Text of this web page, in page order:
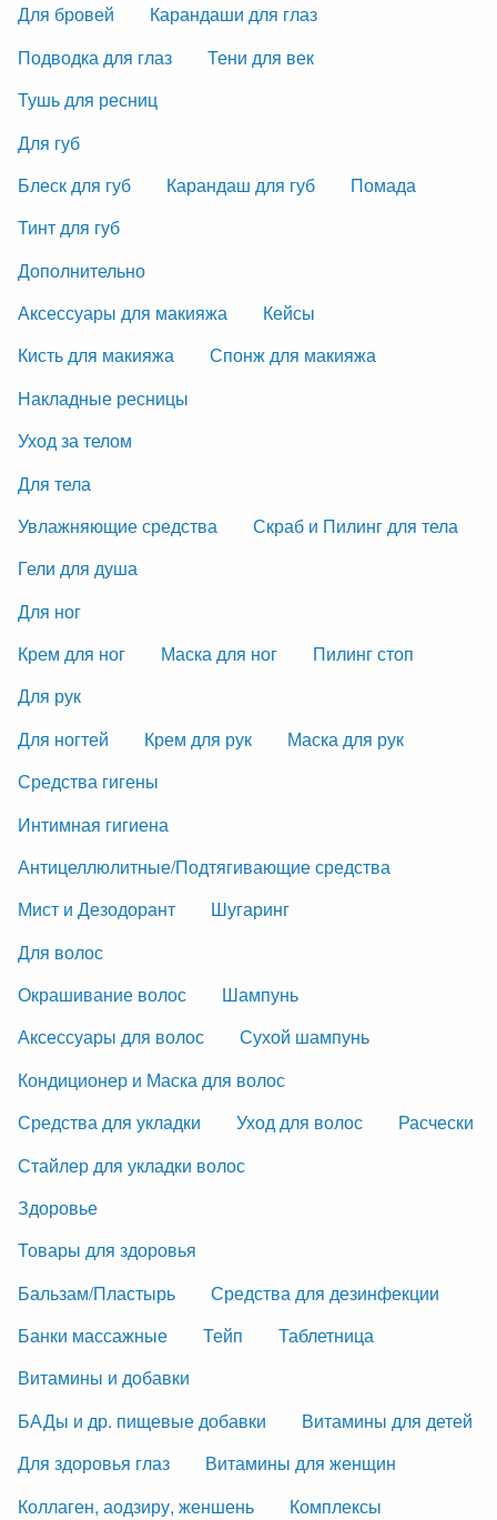
Для бровей
Карандаши для глаз
Подводка для глаз
Тени для век
Тушь для ресниц
Для губ
Блеск для губ
Карандаш для губ
Помада
Тинт для губ
Дополнительно
Аксессуары для макияжа
Кейсы
Кисть для макияжа
Спонж для макияжа
Накладные ресницы
Уход за телом
Для тела
Увлажняющие средства
Скраб и Пилинг для тела
Гели для душа
Для ног
Крем для ног
Маска для ног
Пилинг стоп
Для рук
Для ногтей
Крем для рук
Маска для рук
Средства гигены
Интимная гигиена
Антицеллюлитные/Подтягивающие средства
Мист и Дезодорант
Шугаринг
Для волос
Окрашивание волос
Шампунь
Аксессуары для волос
Сухой шампунь
Кондиционер и Маска для волос
Средства для укладки
Уход для волос
Расчески
Стайлер для укладки волос
Здоровье
Товары для здоровья
Бальзам/Пластырь
Средства для дезинфекции
Банки массажные
Тейп
Таблетница
Витамины и добавки
БАДы и др. пищевые добавки
Витамины для детей
Для здоровья глаз
Витамины для женщин
Коллаген, аодзиру, женшень
Комплексы